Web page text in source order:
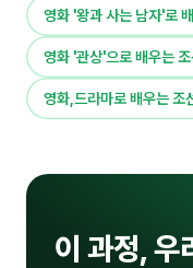
영상자료실
AI 웹앱
등급 · 포인트
공지사항
영화 '왕과 사는 남자'로
영화 '관상'으로 배우는 조
영화,드라마로 배우는 조
이 과정, 우